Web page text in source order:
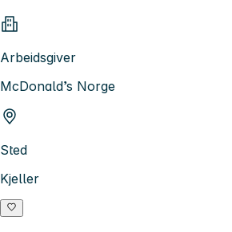
Arbeidsgiver
McDonald’s Norge
Sted
Kjeller